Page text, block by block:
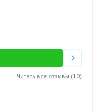
Читать все отзывы (10)